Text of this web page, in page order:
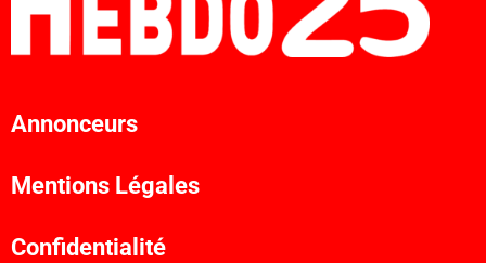
Annonceurs
Mentions Légales
Confidentialité